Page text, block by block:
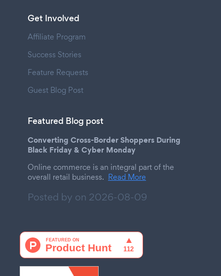
Get Involved
Affiliate Program
Success Stories
Feature Requests
Guest Blog Post
Featured Blog post
Converting Cross-Border Shoppers During
Black Friday & Cyber Monday
Online commerce is an integral part of the
overall retail business. Read More
Posted by on 2026-08-09